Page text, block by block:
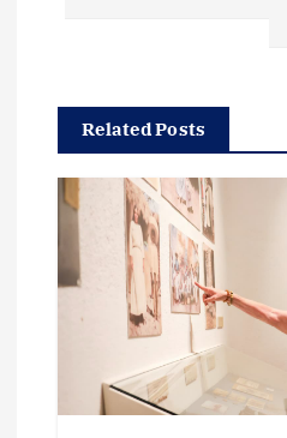
a
c
ó
Related Posts